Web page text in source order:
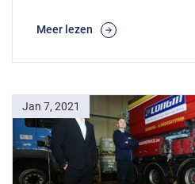
Meer lezen
Jan 7, 2021